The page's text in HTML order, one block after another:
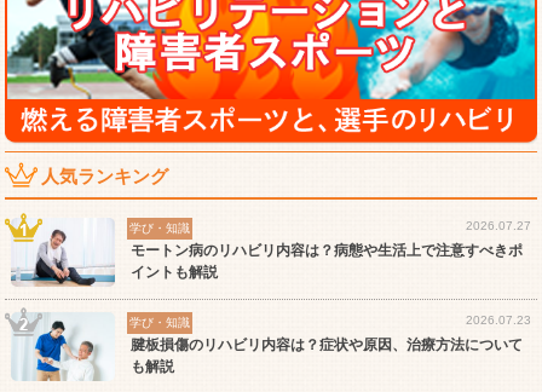
人気ランキング
学び・知識 2026.07.27
モートン病のリハビリ内容は？病態や生活上で注意すべきポ
イントも解説
学び・知識 2026.07.23
腱板損傷のリハビリ内容は？症状や原因、治療方法について
も解説